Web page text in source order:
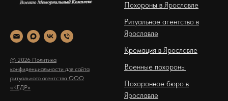
© 2026 Политика
конфиденциальности для сайта
ритуального агентства ООО
«КЕДР»
Похороны в Ярославле
Ритуальное агентство в
Ярославле
Кремация в Ярославле
Военные похороны
Похоронное бюро в
Ярославле